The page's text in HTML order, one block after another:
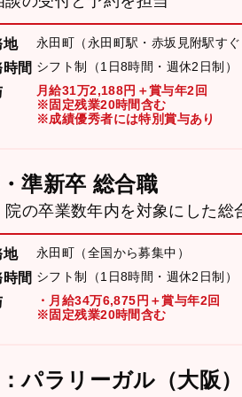
地 永田町（永田町駅・赤坂見附駅すぐ
間 シフト制（1日8時間・週休2日制）
月給31万2,188円＋賞与年2回
※固定残業20時間含む
※成績優秀者には特別賞与あり
準新卒 総合職
院の卒業数年内を対象にした総
地 永田町（全国から募集中）
間 シフト制（1日8時間・週休2日制）
・月給34万6,875円＋賞与年2回
※固定残業20時間含む
パラリーガル（大阪）